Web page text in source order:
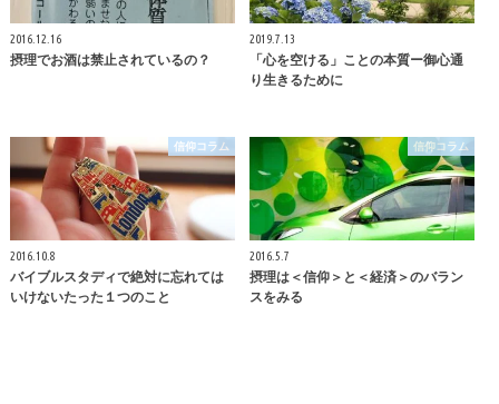
2016.12.16
摂理でお酒は禁止されているの？
2019.7.13
「心を空ける」ことの本質ー御心通
り生きるために
信仰コラム
2016.10.8
バイブルスタディで絶対に忘れては
いけないたった１つのこと
信仰コラム
2016.5.7
摂理は＜信仰＞と＜経済＞のバラン
スをみる